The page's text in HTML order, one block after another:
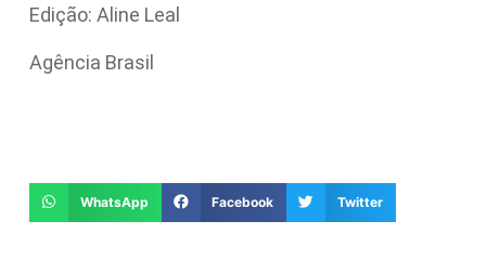
Edição: Aline Leal
Agência Brasil
WhatsApp Facebook Twitter